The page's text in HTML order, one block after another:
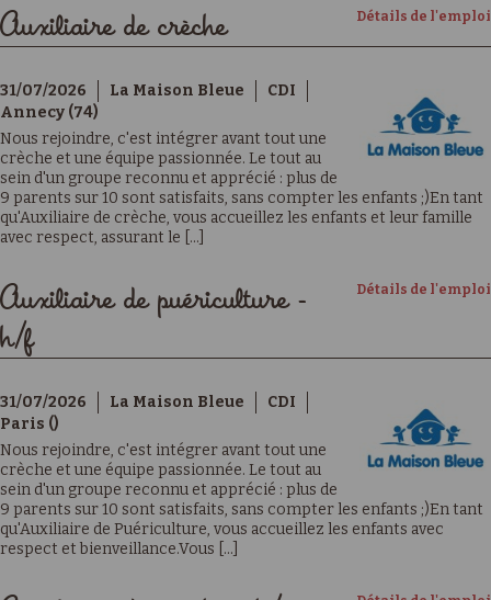
Détails de l'emploi
Auxiliaire de crèche
31/07/2026 La Maison Bleue
CDI
Annecy (74)
Nous rejoindre, c'est intégrer avant tout une
crèche et une équipe passionnée. Le tout au
sein d'un groupe reconnu et apprécié : plus de
9 parents sur 10 sont satisfaits, sans compter les enfants ;)En tant
qu'Auxiliaire de crèche, vous accueillez les enfants et leur famille
avec respect, assurant le [...]
Détails de l'emploi
Auxiliaire de puériculture -
h/f
31/07/2026 La Maison Bleue
CDI
Paris ()
Nous rejoindre, c'est intégrer avant tout une
crèche et une équipe passionnée. Le tout au
sein d'un groupe reconnu et apprécié : plus de
9 parents sur 10 sont satisfaits, sans compter les enfants ;)En tant
qu'Auxiliaire de Puériculture, vous accueillez les enfants avec
respect et bienveillance.Vous [...]